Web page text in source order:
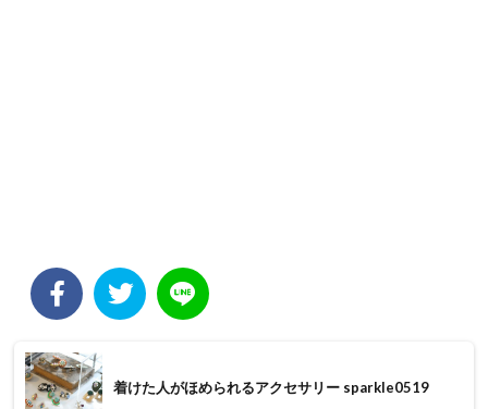
着けた人がほめられるアクセサリー sparkle0519